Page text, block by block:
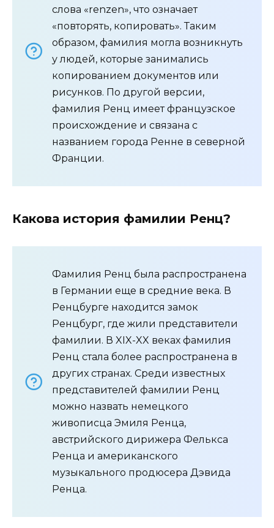
слова «renzen», что означает
«повторять, копировать». Таким
образом, фамилия могла возникнуть
у людей, которые занимались
копированием документов или
рисунков. По другой версии,
фамилия Ренц имеет французское
происхождение и связана с
названием города Ренне в северной
Франции.
Какова история фамилии Ренц?
Фамилия Ренц была распространена
в Германии еще в средние века. В
Ренцбурге находится замок
Ренцбург, где жили представители
фамилии. В XIX-XX веках фамилия
Ренц стала более распространена в
других странах. Среди известных
представителей фамилии Ренц
можно назвать немецкого
живописца Эмиля Ренца,
австрийского дирижера Фелькса
Ренца и американского
музыкального продюсера Дэвида
Ренца.